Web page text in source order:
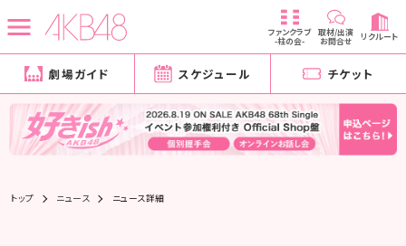
ファンクラブ
-柱の会-
取材/出演
お問合せ リクルート
劇場ガイド スケジュール チケット
トップ ニュース ニュース詳細